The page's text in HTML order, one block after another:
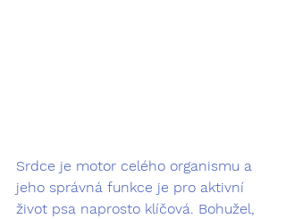
Srdce je motor celého organismu a
jeho správná funkce je pro aktivní
život psa naprosto klíčová. Bohužel,